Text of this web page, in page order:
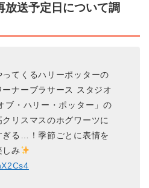
送予定日について調
てくるハリーポッターの
ナーブラサース スタジオ
ブ・ハリー・ポッター」の
リスマスのホグワーツに
ぎる…！季節ごとに表情を
み